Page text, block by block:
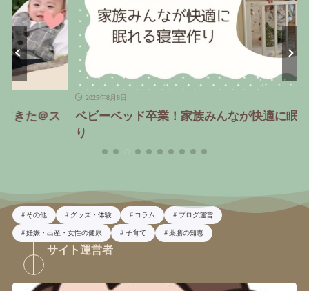
ベビーベッド卒業！家族みんなが快適に眠れる寝室作
その他 グッズ・体験 コラム ブログ運営
妊娠・出産・女性の健康 子育て 薬膳の知恵
サイト運営者